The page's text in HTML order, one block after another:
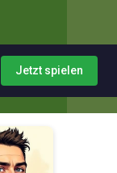
Jetzt spielen